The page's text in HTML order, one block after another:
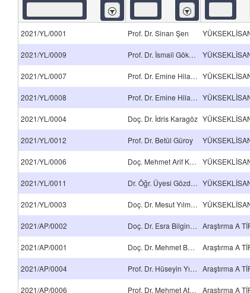
İçeren İçeren
2021/YL/0001 Prof. Dr. Sinan Şen
2021/YL/0009 Prof. Dr. İsmail Gökhan Temel
2021/YL/0007 Prof. Dr. Emine Hilal Mert
2021/YL/0008 Prof. Dr. Emine Hilal Mert
2021/YL/0004 Doç. Dr. İdris Karagöz
2021/YL/0012 Prof. Dr. Betül Güroy
2021/YL/0006 Doç. Mehmet Arif Kaya
2021/YL/0011 Dr. Öğr. Üyesi Gözde Gözke Açıkalın
2021/YL/0003 Doç. Dr. Mesut Yılmazoğlu
2021/AP/0002 Doç. Dr. Esra Bilgin Şimşek
2021/AP/0001 Doç. Dr. Mehmet Buğdaycı
2021/AP/0004 Prof. Dr. Hüseyin Yıldırım
2021/AP/0006 Prof. Dr. Mehmet Atilla Taşdelen